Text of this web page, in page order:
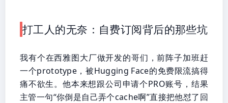
打工人的无奈：自费订阅背后的那些坑
我有个在西雅图大厂做开发的哥们，前阵子加班赶
一个prototype，被Hugging Face的免费限流搞得
痛不欲生。他本来想跟公司申请个PRO账号，结果
主管一句“你倒是自己弄个cache啊”直接把他怼了回